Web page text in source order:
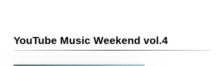
YouTube Music Weekend vol.4